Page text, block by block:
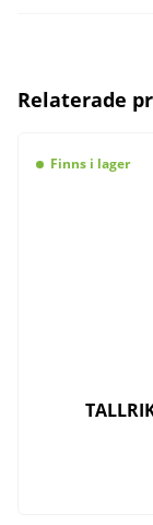
Relaterade
Finns i lager